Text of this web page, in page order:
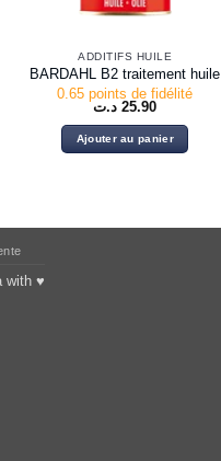
ADDITIFS HUILE
BARDAHL B2 traitement huile
0.65 points de fidélité
25.90 د.ت
Ajouter au panier
with ♥